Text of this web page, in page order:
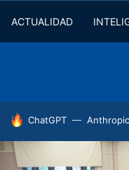
ACTUALIDAD
HOY SE HABLA DE
ChatGPT Anthropic